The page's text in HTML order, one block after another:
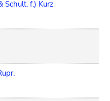
Schult. f.) Kurz